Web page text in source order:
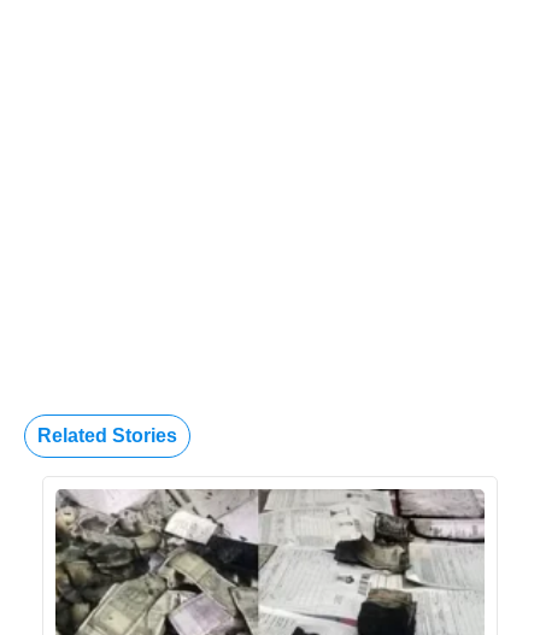
Related Stories